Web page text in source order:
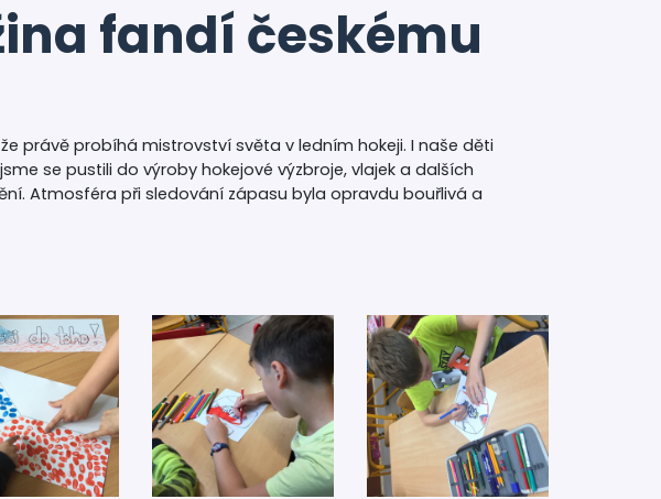
fandí českému
právě probíhá mistrovství světa v ledním hokeji. I naše děti
se pustili do výroby hokejové výzbroje, vlajek a dalších
Atmosféra při sledování zápasu byla opravdu bouřlivá a